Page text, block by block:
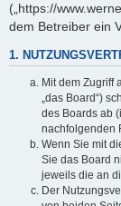
(„https://
dem Betreiber ein
1.
Mit dem Zugriff
„das Board“)
des Boards ab
nachfolgenden
Wenn Sie mit
Sie das Board
jeweils die an
Der